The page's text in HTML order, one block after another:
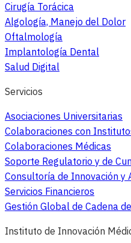
Cirugía Torácica
Algología, Manejo del Dolor
Oftalmología
Implantología Dental
Salud Digital
Servicios
Asociaciones Universitarias
Colaboraciones con
Colaboraciones Médicas
Soporte Regulatorio y de
Consultoría de Innovación y
Servicios Financieros
Gestión Global de Cadena
Instituto de Innovación